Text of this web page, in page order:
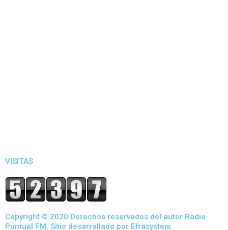
VISITAS
Copyright © 2020 Derechos reservados del autor Radio
Puntual FM. Sitio desarrollado por Efrasystem.​